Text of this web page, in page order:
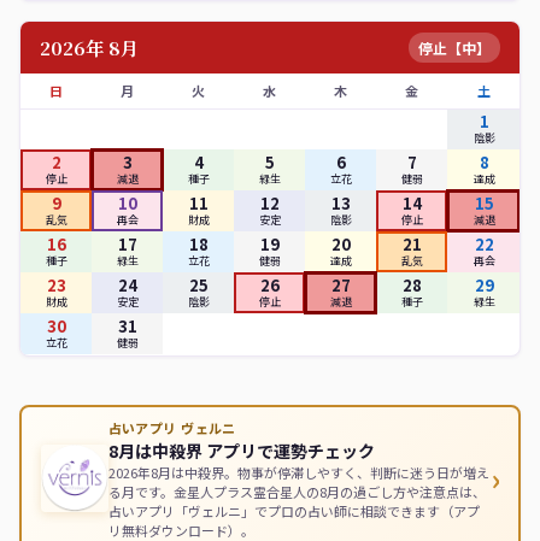
2026年 8月 停止【中】
日 月 火 水 木 金 土
1
陰影
2
停止
3
減退
4
種子
5
緑生
6
立花
7
健弱
8
達成
9
乱気
10
再会
11
財成
12
安定
13
陰影
14
停止
15
減退
16
種子
17
緑生
18
立花
19
健弱
20
達成
21
乱気
22
再会
23
財成
24
安定
25
陰影
26
停止
27
減退
28
種子
29
緑生
30
立花
31
健弱
占いアプリ ヴェルニ
8月は中殺界 アプリで運勢チェック
2026年8月は中殺界。物事が停滞しやすく、判断に迷う日が増え
る月です。金星人プラス霊合星人の8月の過ごし方や注意点は、
占いアプリ「ヴェルニ」でプロの占い師に相談できます（アプ
リ無料ダウンロード）。
›